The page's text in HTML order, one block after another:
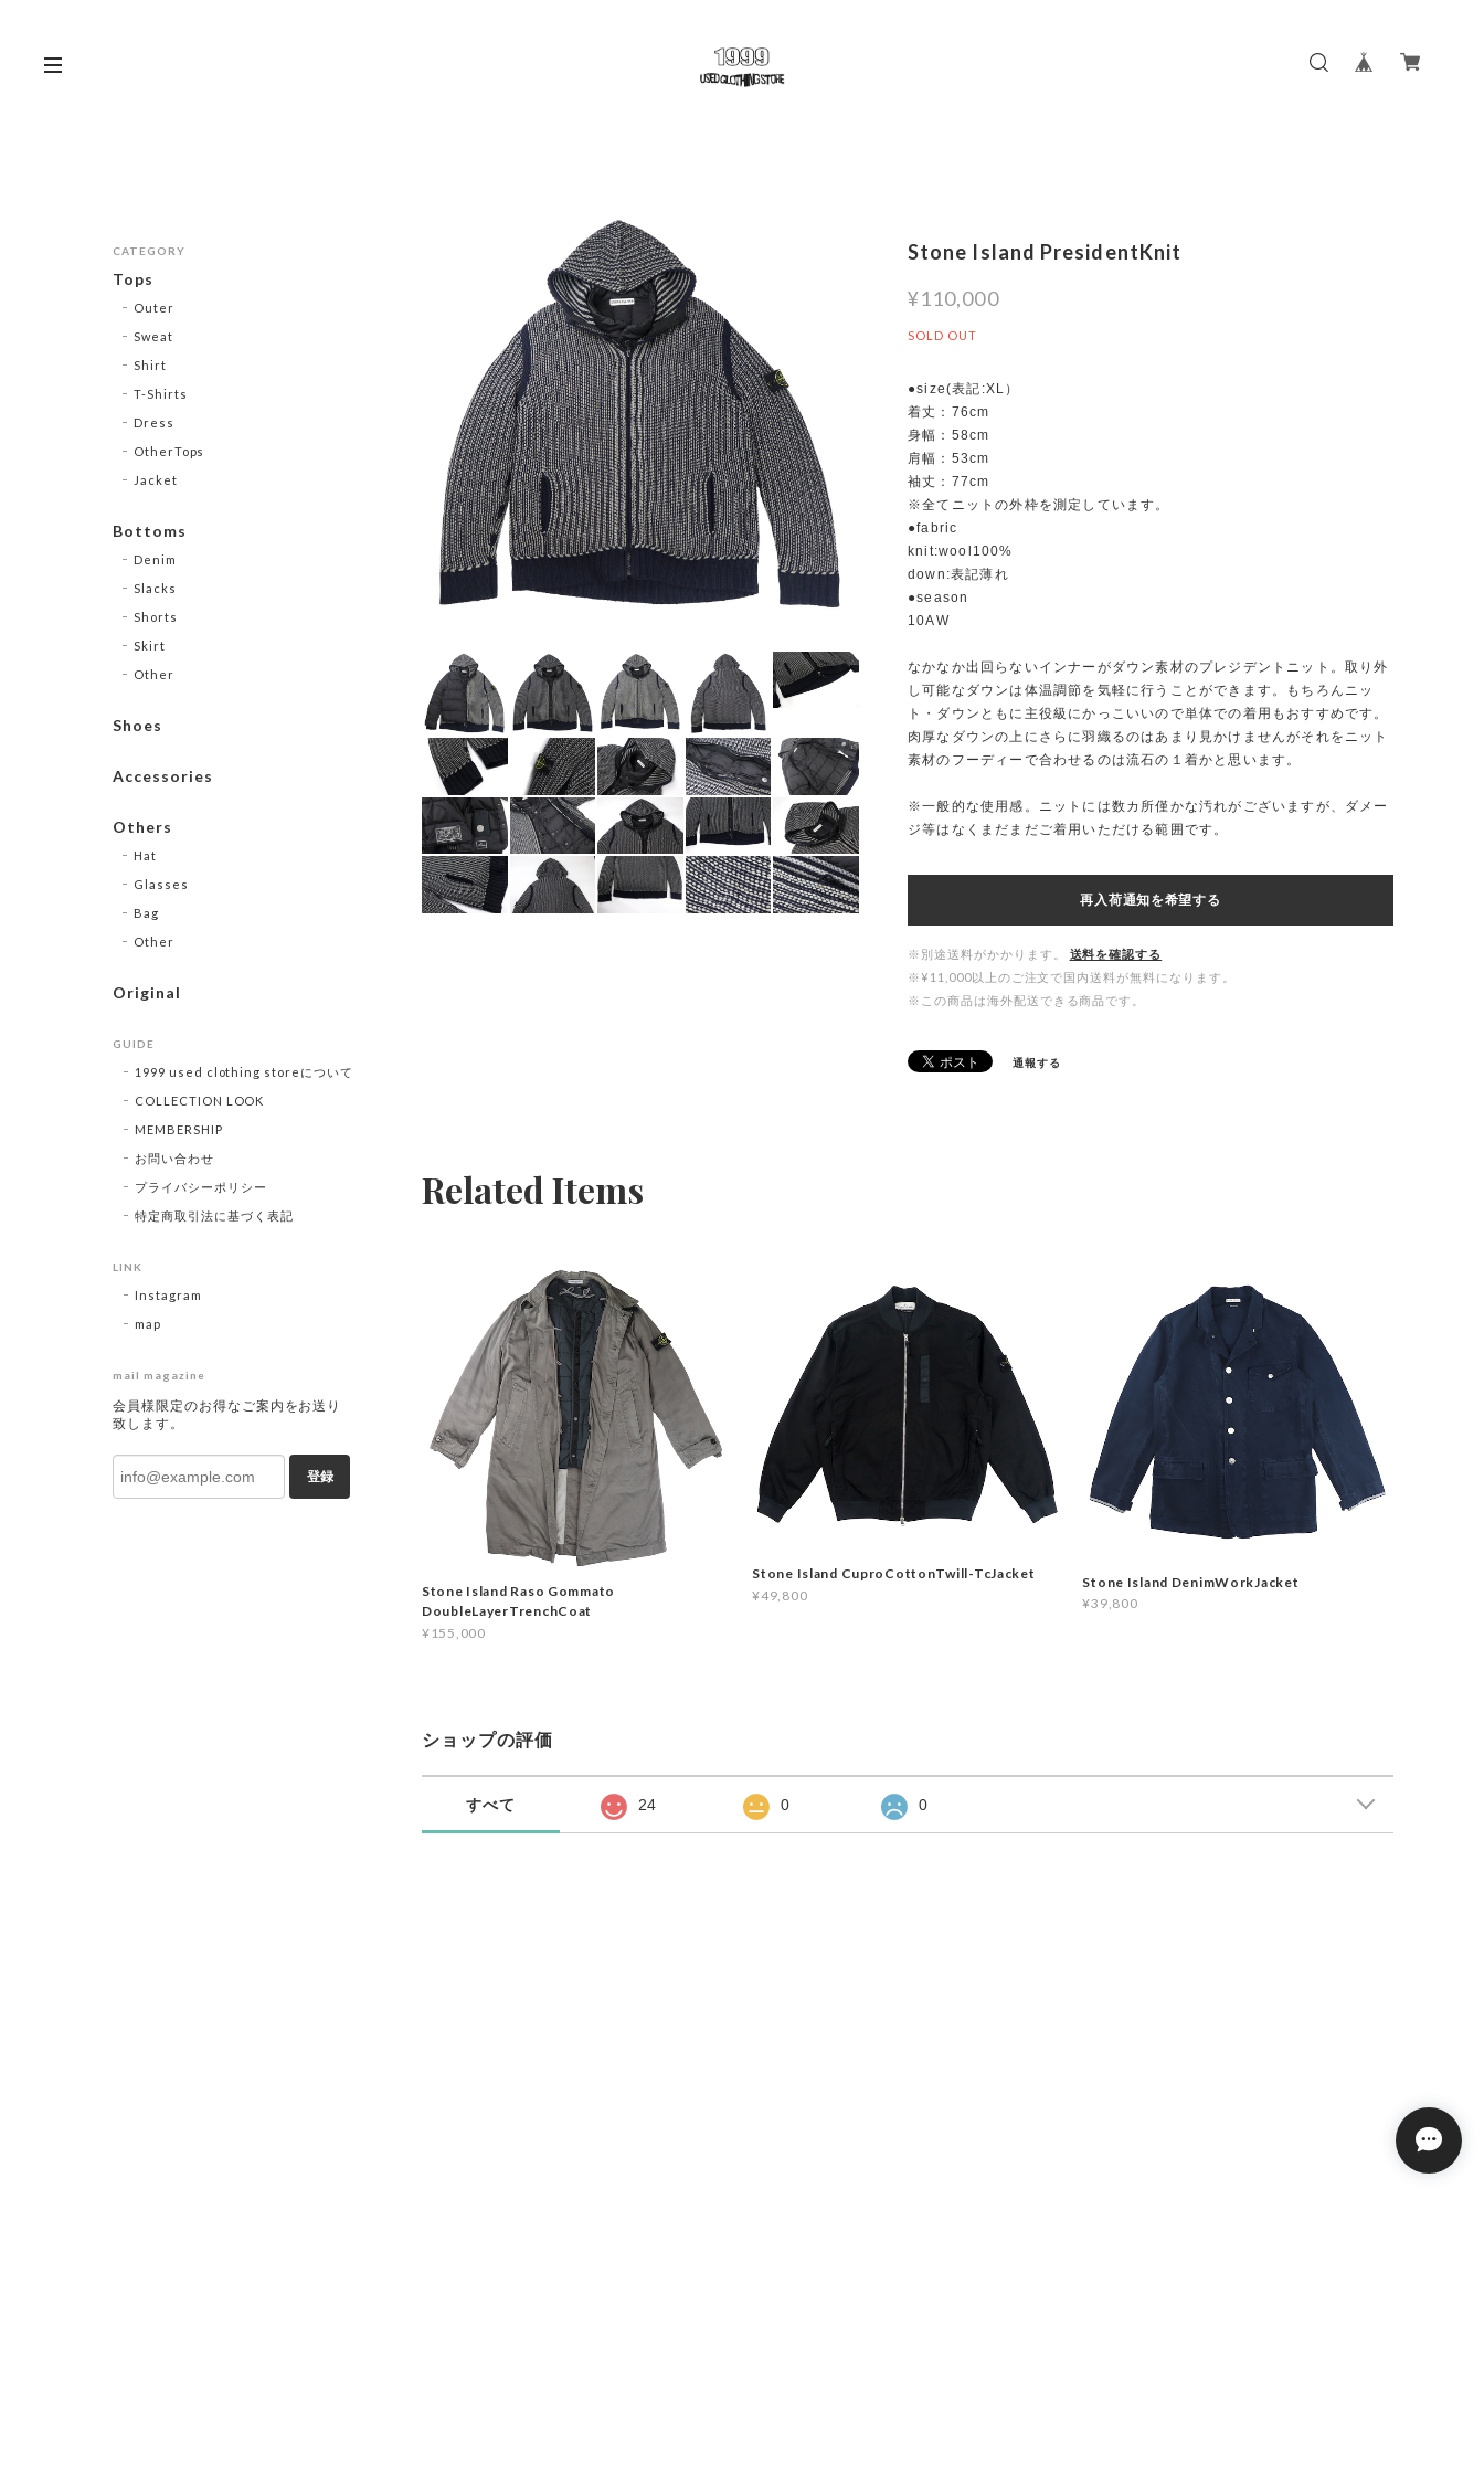
Stone Island PresidentKnit
¥110,000
SOLD OUT
●size(表記:XL）
着丈：76cm
身幅：58cm
肩幅：53cm
袖丈：77cm
※全てニットの外枠を測定しています。
●fabric
knit:wool100%
down:表記薄れ
●season
10AW
なかなか出回らないインナーがダウン素材のプレジデントニット。取り外
し可能なダウンは体温調節を気軽に行うことができます。もちろんニッ
ト・ダウンともに主役級にかっこいいので単体での着用もおすすめです。
肉厚なダウンの上にさらに羽織るのはあまり見かけませんがそれをニット
素材のフーディーで合わせるのは流石の１着かと思います。
※一般的な使用感。ニットには数カ所僅かな汚れがございますが、ダメー
ジ等はなくまだまだご着用いただける範囲です。
再入荷通知を希望する
※別途送料がかかります。
送料を確認する
※¥11,000以上のご注文で国内送料が無料になります。
※この商品は海外配送できる商品です。
通報する
Related Items
Stone Island Raso Gommato
DoubleLayerTrenchCoat
¥155,000
Stone Island CuproCottonTwill-TcJacket
¥49,800
Stone Island DenimWorkJacket
¥39,800
ショップの評価
すべて 24 0 0
CATEGORY
Tops
Outer
Sweat
Shirt
T-Shirts
Dress
OtherTops
Jacket
Bottoms
Denim
Slacks
Shorts
Skirt
Other
Shoes
Accessories
Others
Hat
Glasses
Bag
Other
Original
GUIDE
1999 used clothing storeについて
COLLECTION LOOK
MEMBERSHIP
お問い合わせ
プライバシーポリシー
特定商取引法に基づく表記
LINK
Instagram
map
mail magazine
会員様限定のお得なご案内をお送り
致します。
登録